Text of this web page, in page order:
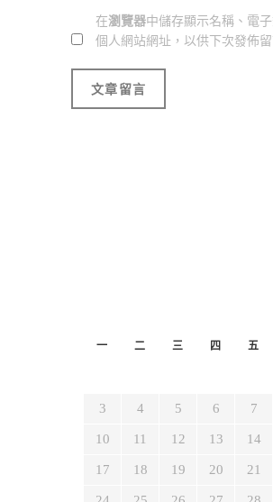
在瀏覽器中儲存顯示名稱、電
個人網站網址，以供下次發佈留
一 二 三 四 五
3 4 5 6 7
10 11 12 13 14
17 18 19 20 21